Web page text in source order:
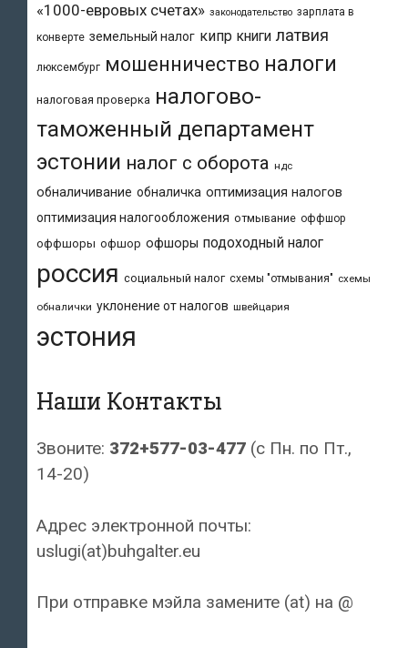
«1000-евровых счетах» законодательство зарплата в
конверте земельный налог кипр книги латвия
люксембург мошенничество налоги
налоговая проверка налогово-
таможенный департамент
эстонии налог с оборота ндс
обналичивание обналичка оптимизация налогов
оптимизация налогообложения отмывание оффшор
оффшоры офшор офшоры подоходный налог
россия социальный налог схемы "отмывания" схемы
обналички уклонение от налогов швейцария
эстония
Наши Контакты
Звоните: 372+577-03-477 (с Пн. по Пт.,
14-20)
Адрес электронной почты:
uslugi(at)buhgalter.eu
При отправке мэйла замените (at) на @